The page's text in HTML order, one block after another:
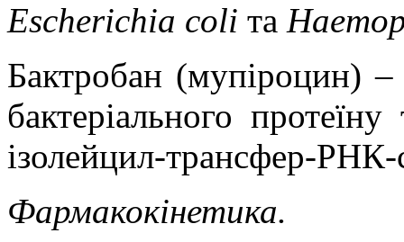
Escherichia coli та
Бактробан (мупіроцин) –
бактеріального
ізолейцил-трансфер-РНК-
Фармакокінетика.